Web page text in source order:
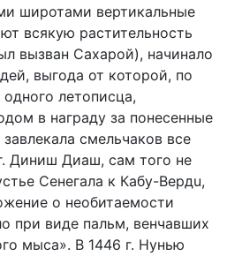
широтами вертикальные
всякую растительность
вызван Сахарой), начинало
выгода от которой, по
летописца,
в награду за понесенные
смельчаков все
Диниш Диаш, сам того не
Сенегала к Кабу-Bepдu,
о необитаемости
при виде пальм, венчавших
мыса». В 1446 г. Нунью